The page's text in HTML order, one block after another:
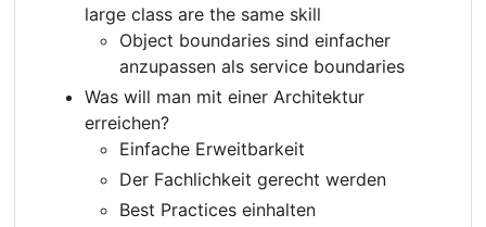
large class are the same skill
Object boundaries sind einfacher
anzupassen als service boundaries
Was will man mit einer Architektur
erreichen?
Einfache Erweitbarkeit
Der Fachlichkeit gerecht werden
Best Practices einhalten